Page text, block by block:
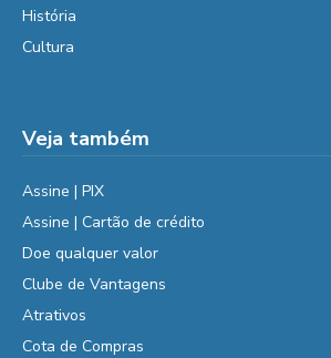
História
Cultura
Veja também
Assine | PIX
Assine | Cartão de crédito
Doe qualquer valor
Clube de Vantagens
Atrativos
Cota de Compras